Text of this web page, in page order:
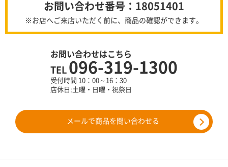
お問い合わせ番号：18051401
※お店へご来店いただく前に、商品の確認ができます。
お問い合わせはこちら
TEL 096-319-1300
受付時間 10：00～16：30
店休日:土曜・日曜・祝祭日
メールで商品を問い合わせる